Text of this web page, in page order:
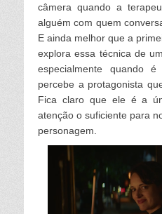
câmera quando a
alguém com quem
E ainda melhor que a
explora essa técnica de
especialmente quando
percebe a protagonista
Fica claro que ele é a
atenção o suficiente para
personagem.